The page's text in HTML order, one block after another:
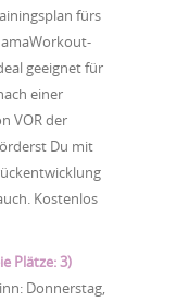
fürs
geeignet für
einer
VOR der
Du mit
Kostenlos
Plätze: 3)
Donnerstag,